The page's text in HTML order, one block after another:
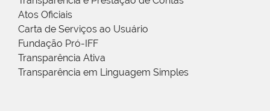
Atos Oficiais
Carta de Serviços ao Usuário
Fundação Pró-IFF
Transparência Ativa
Transparência em Linguagem Simples